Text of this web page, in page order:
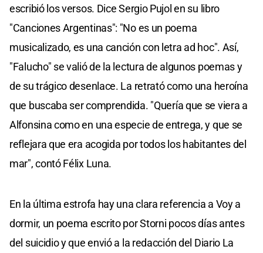
escribió los versos. Dice Sergio Pujol en su libro
"Canciones Argentinas": "No es un poema
musicalizado, es una canción con letra ad hoc". Así,
"Falucho" se valió de la lectura de algunos poemas y
de su trágico desenlace. La retrató como una heroína
que buscaba ser comprendida. "Quería que se viera a
Alfonsina como en una especie de entrega, y que se
reflejara que era acogida por todos los habitantes del
mar", contó Félix Luna.
En la última estrofa hay una clara referencia a Voy a
dormir, un poema escrito por Storni pocos días antes
del suicidio y que envió a la redacción del Diario La